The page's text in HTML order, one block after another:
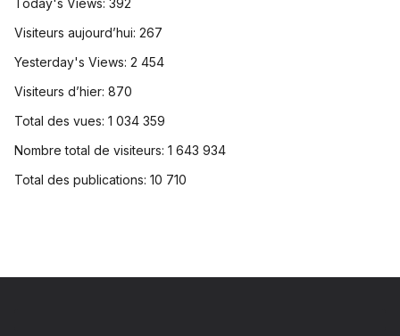
Today's Views: 392
Visiteurs aujourd’hui: 267
Yesterday's Views: 2 454
Visiteurs d’hier: 870
Total des vues: 1 034 359
Nombre total de visiteurs: 1 643 934
Total des publications: 10 710